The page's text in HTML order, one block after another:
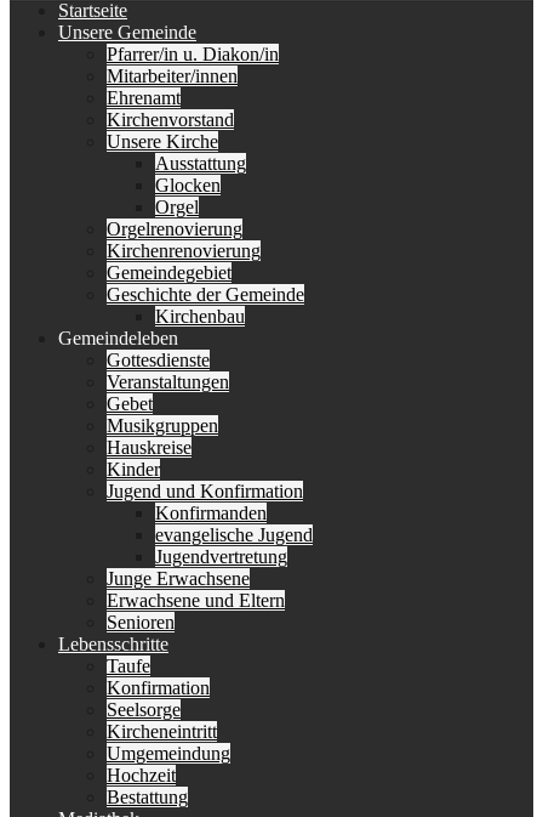
Erstes
Menü
Startseite
Unsere Gemeinde
Pfarrer/in u. Diakon/in
Mitarbeiter/innen
Ehrenamt
Kirchenvorstand
Unsere Kirche
Ausstattung
Glocken
Orgel
Orgelrenovierung
Kirchenrenovierung
Gemeindegebiet
Geschichte der Gemeinde
Kirchenbau
Gemeindeleben
Gottesdienste
Veranstaltungen
Gebet
Musikgruppen
Hauskreise
Kinder
Jugend und Konfirmation
Konfirmanden
evangelische Jugend
Jugendvertretung
Junge Erwachsene
Erwachsene und Eltern
Senioren
Lebensschritte
Taufe
Konfirmation
Seelsorge
Kircheneintritt
Umgemeindung
Hochzeit
Bestattung